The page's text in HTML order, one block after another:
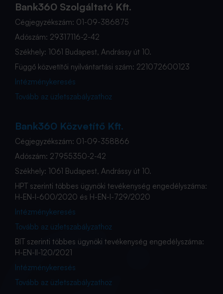
Bank360 Szolgáltató Kft.
Cégjegyzékszám: 01-09-386875
Adószám: 29317116-2-42
Székhely: 1061 Budapest, Andrássy út 10.
Függő közvetítői nyilvántartási szám: 221072600123
Intézménykeresés
Tovább az üzletszabályzathoz
Bank360 Közvetítő Kft.
Cégjegyzékszám: 01-09-358866
Adószám: 27955350-2-42
Székhely: 1061 Budapest, Andrássy út 10.
HPT szerinti többes ügynöki tevékenység engedélyszáma:
H-EN-I-600/2020 és H-EN-I-729/2020
Intézménykeresés
Tovább az üzletszabályzathoz
BIT szerinti többes ügynöki tevékenység engedélyszáma:
H-EN-II-120/2021
Intézménykeresés
Tovább az üzletszabályzathoz